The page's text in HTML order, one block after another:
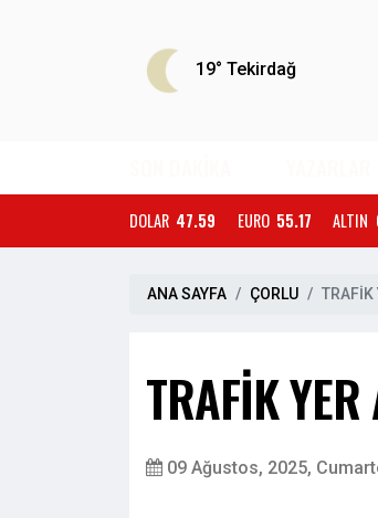
19° Tekirdağ
DOLAR 47.59 EURO 55.17 ALTIN
ANA SAYFA ÇORLU TRAFİK
TRAFİK YER
09 Ağustos, 2025,